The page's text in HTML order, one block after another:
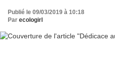
Publié le 09/03/2019 à 10:18
Par ecologirl